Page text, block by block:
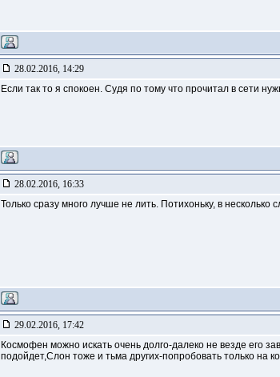
28.02.2016, 14:29
Если так то я спокоен. Судя по тому что прочитал в сети
28.02.2016, 16:33
Только сразу много лучше не лить. Потихоньку, в несколько
29.02.2016, 17:42
Космофен можно искать очень долго-далеко не везде его
подойдет,Слон тоже и тьма других-попробовать только на